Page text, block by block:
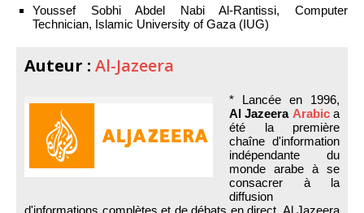
Youssef Sobhi Abdel Nabi Al-Rantissi, Computer
Technician, Islamic University of Gaza (IUG)
Auteur : Al-Jazeera
* Lancée en 1996,
Al Jazeera Arabica
été la première
chaîne d'information
indépendante du
monde arabe à se
consacrer à la
diffusion
d'informations complètes et de débats en direct. Al Jazeera